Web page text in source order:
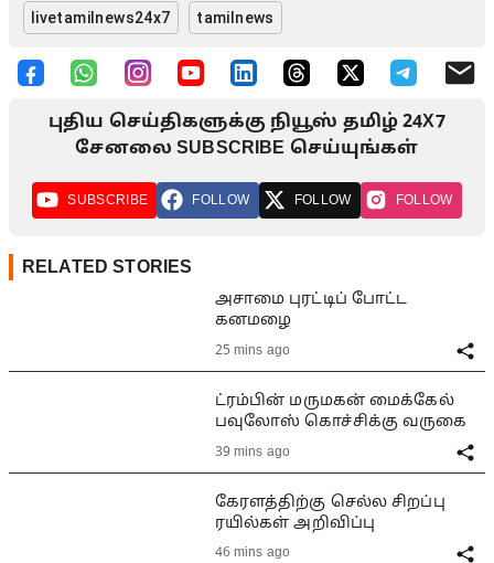
livetamilnews24x7 tamilnews
புதிய செய்திகளுக்கு நியூஸ் தமிழ் 24X7
சேனலை SUBSCRIBE செய்யுங்கள்
SUBSCRIBE FOLLOW FOLLOW FOLLOW
RELATED STORIES
அசாமை புரட்டிப் போட்ட
கனமழை
25 mins ago
ட்ரம்பின் மருமகன் மைக்கேல்
பவுலோஸ் கொச்சிக்கு வருகை
39 mins ago
கேரளத்திற்கு செல்ல சிறப்பு
ரயில்கள் அறிவிப்பு
46 mins ago